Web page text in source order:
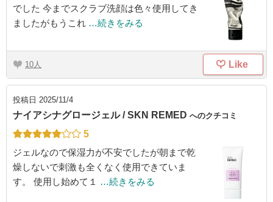
でした 今までスクラブ洗顔は色々使用してき
ましたがもうこれ …続きをみる
10 Like
投稿日 2025/11/4
ナイアシナグロージェル / SKN REMED へのクチコミ
5
ジェルなので保湿力が不安でしたが朝まで乾
燥しないで刺激も全くなく使用できていま
す。 使用し始めて１
…続きをみる